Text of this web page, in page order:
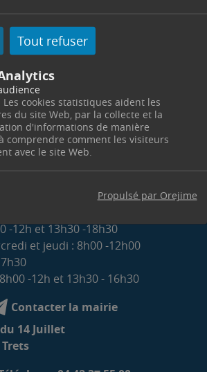
Tout refuser
cookies statistiques aident les
du site Web, par la collecte et la
d'informations de manière
comprendre comment les visiteurs
avec le site Web.
Propulsé par Orejime
D'OUVERTURE DE LA MAIRIE
-12h et 13h30 -18h30
et jeudi : 8h00 -12h00
-12h et 13h30 - 16h30
Contacter la mairie
14 Juillet
Trets